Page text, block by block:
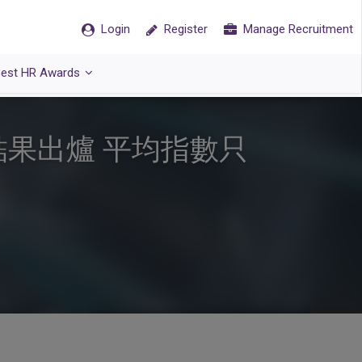
Login Register Manage Recruitment
HR Awards
出爐 平均指數只